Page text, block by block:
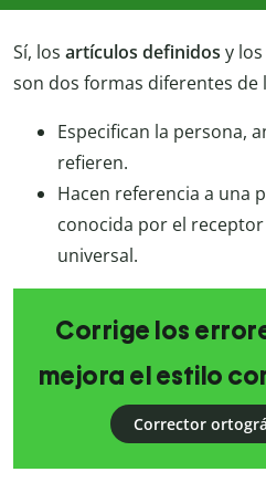
Sí, los artículos definidos y los
son dos formas diferentes de
Especifican la persona,
refieren.
Hacen referencia a una
conocida por el
universal.
Corrige los
mejora el estilo
Corrector